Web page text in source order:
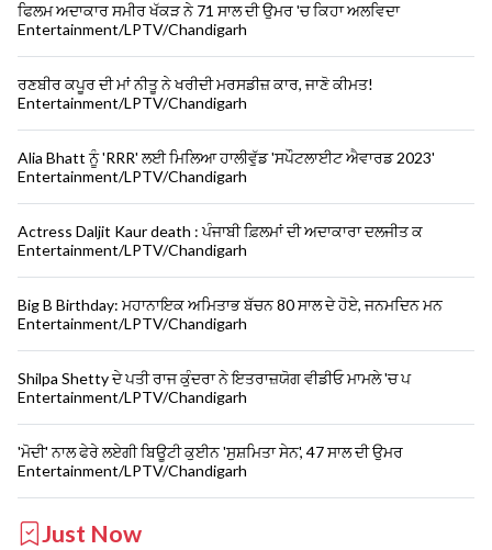
ਫਿਲਮ ਅਦਾਕਾਰ ਸਮੀਰ ਖੱਕੜ ਨੇ 71 ਸਾਲ ਦੀ ਉਮਰ 'ਚ ਕਿਹਾ ਅਲਵਿਦਾ
Entertainment/LPTV/Chandigarh
ਰਣਬੀਰ ਕਪੂਰ ਦੀ ਮਾਂ ਨੀਤੂ ਨੇ ਖਰੀਦੀ ਮਰਸਡੀਜ਼ ਕਾਰ, ਜਾਣੋ ਕੀਮਤ!
Entertainment/LPTV/Chandigarh
Alia Bhatt ਨੂੰ 'RRR' ਲਈ ਮਿਲਿਆ ਹਾਲੀਵੁੱਡ 'ਸਪੌਟਲਾਈਟ ਐਵਾਰਡ 2023'
Entertainment/LPTV/Chandigarh
Actress Daljit Kaur death : ਪੰਜਾਬੀ ਫ਼ਿਲਮਾਂ ਦੀ ਅਦਾਕਾਰਾ ਦਲਜੀਤ ਕ
Entertainment/LPTV/Chandigarh
Big B Birthday: ਮਹਾਨਾਇਕ ਅਮਿਤਾਭ ਬੱਚਨ 80 ਸਾਲ ਦੇ ਹੋਏ, ਜਨਮਦਿਨ ਮਨ
Entertainment/LPTV/Chandigarh
Shilpa Shetty ਦੇ ਪਤੀ ਰਾਜ ਕੁੰਦਰਾ ਨੇ ਇਤਰਾਜ਼ਯੋਗ ਵੀਡੀਓ ਮਾਮਲੇ 'ਚ ਪ
Entertainment/LPTV/Chandigarh
'ਮੋਦੀ' ਨਾਲ ਫੇਰੇ ਲਏਗੀ ਬਿਊਟੀ ਕੁਈਨ 'ਸੁਸ਼ਮਿਤਾ ਸੇਨ', 47 ਸਾਲ ਦੀ ਉਮਰ
Entertainment/LPTV/Chandigarh
Just Now